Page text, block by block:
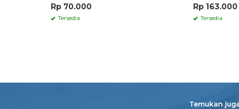
Rp 70.000
Tersedia
Rp 163.000
Tersedia
Temukan